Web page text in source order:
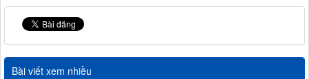
Bài viết xem nhiều